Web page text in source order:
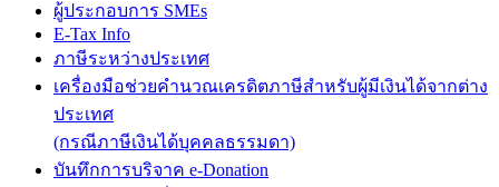
ผู้ประกอบการ SMEs
E-Tax Info
ภาษีระหว่างประเทศ
เครื่องมือช่วยคำนวณเครดิตภาษีสำหรับผู้มีเงินได้จากต่าง
ประเทศ
(กรณีภาษีเงินได้บุคคลธรรมดา)
บันทึกการบริจาค e-Donation